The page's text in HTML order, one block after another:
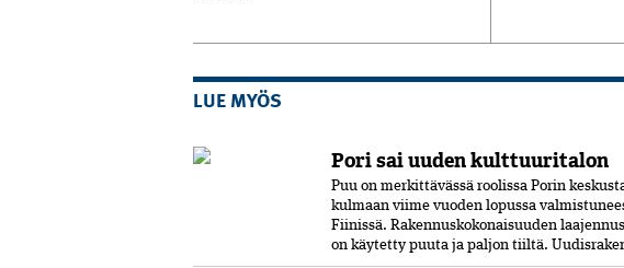
LUE MYÖS
Pori sai uuden kulttuuritalon
Puu on merkittävässä roolissa Porin
kulmaan viime vuoden lopussa
Fiinissä. Rakennuskokonaisuuden
on käytetty puuta ja paljon tiiltä.